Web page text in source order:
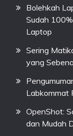
Bolehkah
Sudah
Laptop
Sering
yang
Labkommat
OpenShot:
dan Mudah